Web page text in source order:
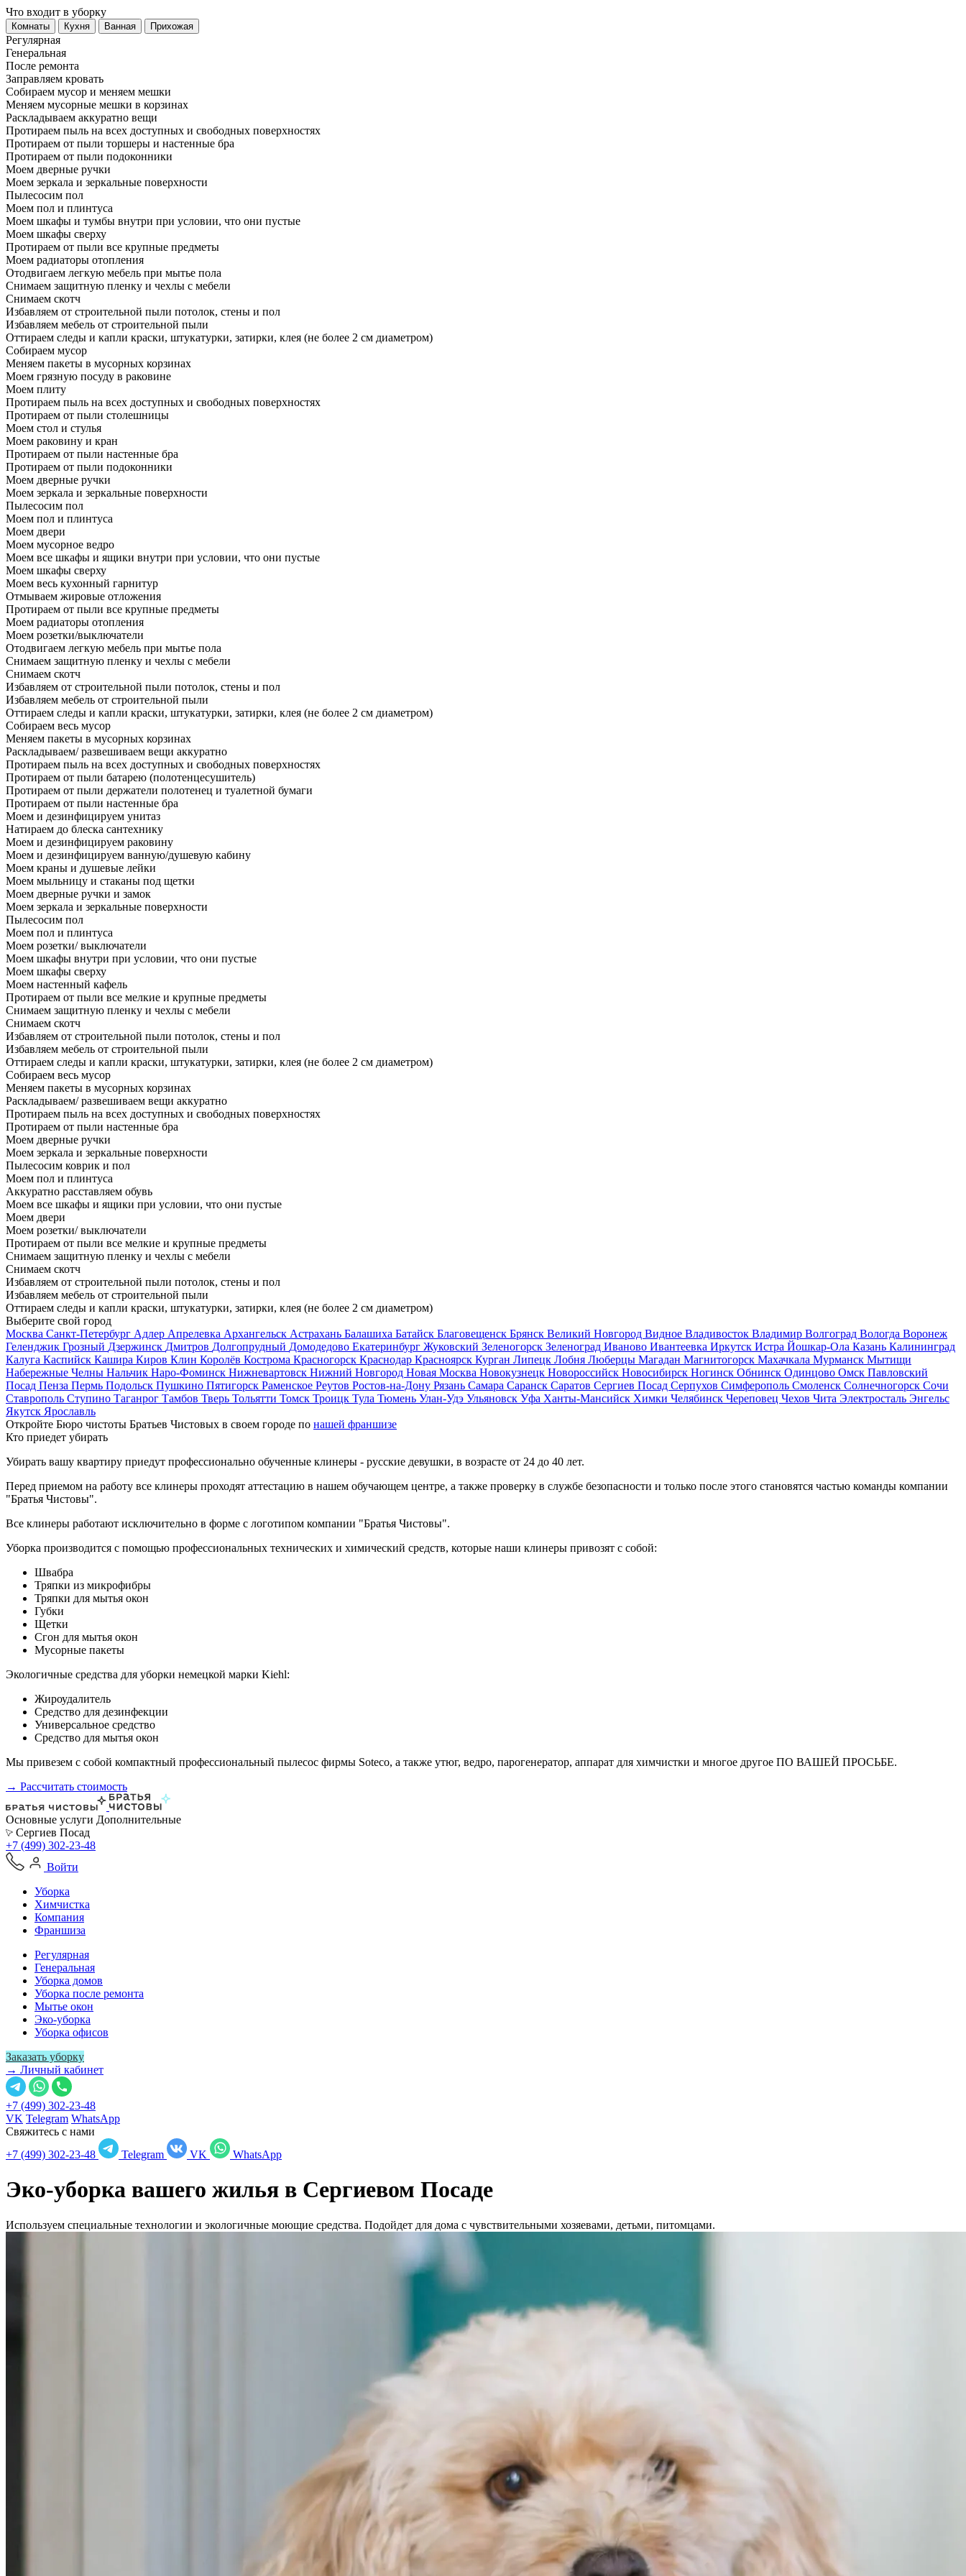
Что входит в уборку
Регу­лярная
Гене­ральная
После ремонта
Заправляем кровать
Собираем мусор и меняем мешки
Меняем мусорные мешки в корзинах
Раскладываем аккуратно вещи
Протираем пыль на всех доступных и свободных поверхностях
Протираем от пыли торшеры и настенные бра
Протираем от пыли подоконники
Моем дверные ручки
Моем зеркала и зеркальные поверхности
Пылесосим пол
Моем пол и плинтуса
Моем шкафы и тумбы внутри при условии, что они пустые
Моем шкафы сверху
Протираем от пыли все крупные предметы
Моем радиаторы отопления
Отодвигаем легкую мебель при мытье пола
Снимаем защитную пленку и чехлы с мебели
Снимаем скотч
Избавляем от строительной пыли потолок, стены и пол
Избавляем мебель от строительной пыли
Оттираем следы и капли краски, штукатурки, затирки, клея (не более 2 см диаметром)
Собираем мусор
Меняем пакеты в мусорных корзинах
Моем грязную посуду в раковине
Моем плиту
Протираем пыль на всех доступных и свободных поверхностях
Протираем от пыли столешницы
Моем стол и стулья
Моем раковину и кран
Протираем от пыли настенные бра
Протираем от пыли подоконники
Моем дверные ручки
Моем зеркала и зеркальные поверхности
Пылесосим пол
Моем пол и плинтуса
Моем двери
Моем мусорное ведро
Моем все шкафы и ящики внутри при условии, что они пустые
Моем шкафы сверху
Моем весь кухонный гарнитур
Отмываем жировые отложения
Протираем от пыли все крупные предметы
Моем радиаторы отопления
Моем розетки/выключатели
Отодвигаем легкую мебель при мытье пола
Снимаем защитную пленку и чехлы с мебели
Снимаем скотч
Избавляем от строительной пыли потолок, стены и пол
Избавляем мебель от строительной пыли
Оттираем следы и капли краски, штукатурки, затирки, клея (не более 2 см диаметром)
Собираем весь мусор
Меняем пакеты в мусорных корзинах
Раскладываем/ развешиваем вещи аккуратно
Протираем пыль на всех доступных и свободных поверхностях
Протираем от пыли батарею (полотенцесушитель)
Протираем от пыли держатели полотенец и туалетной бумаги
Протираем от пыли настенные бра
Моем и дезинфицируем унитаз
Натираем до блеска сантехнику
Моем и дезинфицируем раковину
Моем и дезинфицируем ванную/душевую кабину
Моем краны и душевые лейки
Моем мыльницу и стаканы под щетки
Моем дверные ручки и замок
Моем зеркала и зеркальные поверхности
Пылесосим пол
Моем пол и плинтуса
Моем розетки/ выключатели
Моем шкафы внутри при условии, что они пустые
Моем шкафы сверху
Моем настенный кафель
Протираем от пыли все мелкие и крупные предметы
Снимаем защитную пленку и чехлы с мебели
Снимаем скотч
Избавляем от строительной пыли потолок, стены и пол
Избавляем мебель от строительной пыли
Оттираем следы и капли краски, штукатурки, затирки, клея (не более 2 см диаметром)
Собираем весь мусор
Меняем пакеты в мусорных корзинах
Раскладываем/ развешиваем вещи аккуратно
Протираем пыль на всех доступных и свободных поверхностях
Протираем от пыли настенные бра
Моем дверные ручки
Моем зеркала и зеркальные поверхности
Пылесосим коврик и пол
Моем пол и плинтуса
Аккуратно расставляем обувь
Моем все шкафы и ящики при условии, что они пустые
Моем двери
Моем розетки/ выключатели
Протираем от пыли все мелкие и крупные предметы
Снимаем защитную пленку и чехлы с мебели
Снимаем скотч
Избавляем от строительной пыли потолок, стены и пол
Избавляем мебель от строительной пыли
Оттираем следы и капли краски, штукатурки, затирки, клея (не более 2 см диаметром)
Выберите свой город
Москва Санкт-Петербург Адлер Апрелевка Архангельск Астрахань Балашиха Батайск Благовещенск Брянск Великий Новгород Видное Владивосток Владимир Волгоград Вологда Воронеж
Геленджик Грозный Дзержинск Дмитров Долгопрудный Домодедово Екатеринбург Жуковский Зеленогорск Зеленоград Иваново Ивантеевка Иркутск Истра Йошкар-Ола Казань Калининград
Калуга Каспийск Кашира Киров Клин Королёв Кострома Красногорск Краснодар Красноярск Курган Липецк Лобня Люберцы Магадан Магнитогорск Махачкала Мурманск Мытищи
Набережные Челны Нальчик Наро-Фоминск Нижневартовск Нижний Новгород Новая Москва Новокузнецк Новороссийск Новосибирск Ногинск Обнинск Одинцово Омск Павловский
Посад Пенза Пермь Подольск Пушкино Пятигорск Раменское Реутов Ростов-на-Дону Рязань Самара Саранск Саратов Сергиев Посад Серпухов Симферополь Смоленск Солнечногорск Сочи
Ставрополь Ступино Таганрог Тамбов Тверь Тольятти Томск Троицк Тула Тюмень Улан-Удэ Ульяновск Уфа Ханты-Мансийск Химки Челябинск Череповец Чехов Чита Электросталь Энгельс
Якутск Ярославль
Откройте Бюро чистоты Братьев Чистовых в своем городе по нашей франшизе
Кто приедет убирать
Убирать вашу квартиру приедут профессионально обученные клинеры - русские девушки, в возрасте от 24 до 40 лет.
Перед приемом на работу все клинеры проходят аттестацию в нашем обучающем центре, а также проверку в службе безопасности и только после этого становятся частью команды компании
"Братья Чистовы".
Все клинеры работают исключительно в форме с логотипом компании "Братья Чистовы".
Уборка производится с помощью профессиональных технических и химический средств, которые наши клинеры привозят с собой:
Швабра
Тряпки из микрофибры
Тряпки для мытья окон
Губки
Щетки
Сгон для мытья окон
Мусорные пакеты
Экологичные средства для уборки немецкой марки Kiehl:
Жироудалитель
Средство для дезинфекции
Универсальное средство
Средство для мытья окон
Мы привезем с собой компактный профессиональный пылесос фирмы Soteco, а также утюг, ведро, парогенератор, аппарат для химчистки и многое другое ПО ВАШЕЙ ПРОСЬБЕ.
→ Рассчитать стоимость
Основные услуги Дополнительные
Сергиев Посад
+7 (499) 302-23-48
Войти
Уборка
Химчистка
Компания
Франшиза
Регулярная
Генеральная
Уборка домов
Уборка после ремонта
Мытье окон
Эко-уборка
Уборка офисов
Заказать уборку
→ Личный кабинет
+7 (499) 302-23-48
VK Telegram WhatsApp
Свяжитесь с нами
+7 (499) 302-23-48
Telegram VK WhatsApp
Эко-уборка вашего жилья в Сергиевом Посаде
Используем специальные технологии и экологичные моющие средства. Подойдет для дома с чувствительными хозяевами, детьми, питомцами.